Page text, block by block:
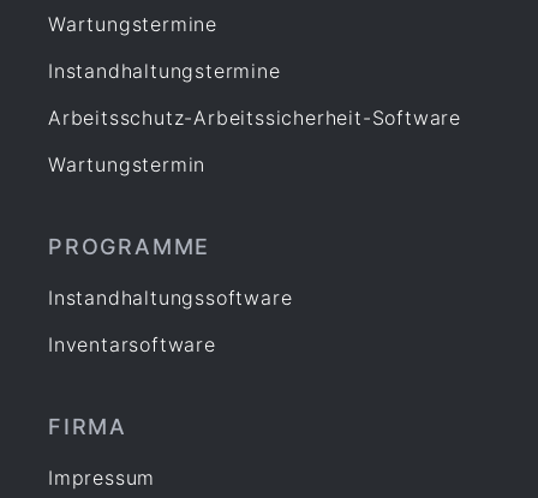
Wartungstermine
Instandhaltungstermine
Arbeitsschutz-Arbeitssicherheit-Software
Wartungstermin
PROGRAMME
Instandhaltungssoftware
Inventarsoftware
FIRMA
Impressum